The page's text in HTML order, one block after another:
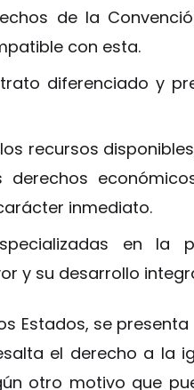
de la
con esta.
diferenciado y
recursos
inmediato.
en la
y su desarrollo
Estados, se
el derecho a la
otro motivo que